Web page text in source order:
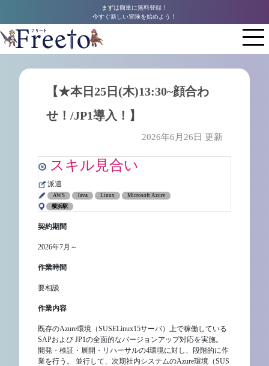
まずは簡単に無料登録！
今すぐ新しい冒険を始めよう！
【★本日25日(木)13:30~顔合わ
せ！/JP1導入！】
2026年6月26日 更新
スキル見合い
派遣
AWS Java Linux
Microsoft Azure
横浜駅
契約期間
2026年7月～
作業時間
要相談
作業内容
既存のAzure環境（SUSELinux15サーバ）上で稼働している
SAPおよび JP1の全面的なバージョンアップ対応を実施。
開発・検証・展開・リハーサルの4環境に対し、段階的に作
業を行う。 並行して、次期社内システムのAzure環境（SUS